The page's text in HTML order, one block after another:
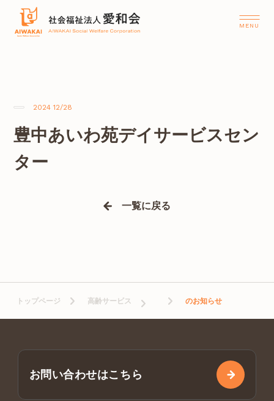
2024 12/28
豊中あいわ苑デイサービスセン
ター
一覧に戻る
トップページ 高齢サービス のお知らせ
お問い合わせはこちら